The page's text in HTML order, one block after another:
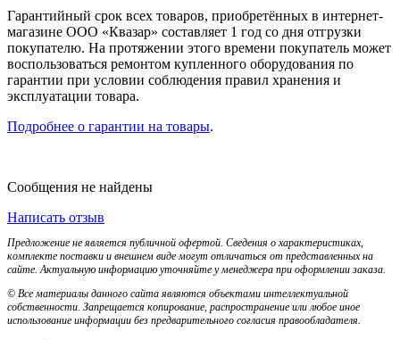
Гарантийный срок всех товаров, приобретённых в интернет-
магазине ООО «Квазар» составляет 1 год со дня отгрузки
покупателю. На протяжении этого времени покупатель может
воспользоваться ремонтом купленного оборудования по
гарантии при условии соблюдения правил хранения и
эксплуатации товара.
Подробнее о гарантии на товары.
Сообщения не найдены
Написать отзыв
Предложение не является публичной офертой. Сведения о характеристиках,
комплекте поставки и внешнем виде могут отличаться от представленных на
сайте. Актуальную информацию уточняйте у менеджера при оформлении заказа.
© Все материалы данного сайта являются объектами интеллектуальной
собственности. Запрещается копирование, распространение или любое иное
использование информации без предварительного согласия правообладателя.